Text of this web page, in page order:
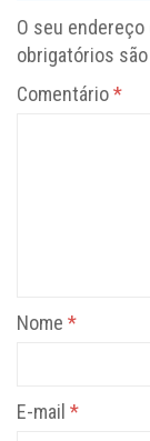
O seu
obrigatórios
Comentário*
Nome *
E-mail *